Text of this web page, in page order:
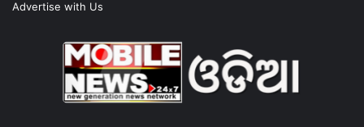
Advertise with Us